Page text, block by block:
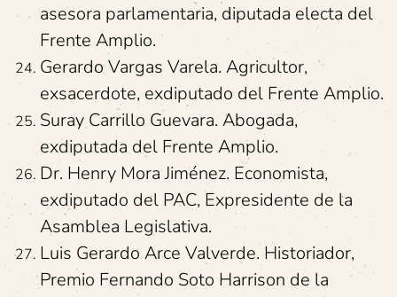
asesora parlamentaria, diputada electa del
Frente Amplio.
Gerardo Vargas Varela. Agricultor,
exsacerdote, exdiputado del Frente Amplio.
Suray Carrillo Guevara. Abogada,
exdiputada del Frente Amplio.
Dr. Henry Mora Jiménez. Economista,
exdiputado del PAC, Expresidente de la
Asamblea Legislativa.
Luis Gerardo Arce Valverde. Historiador,
Premio Fernando Soto Harrison de la